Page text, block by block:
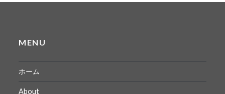
MENU
ホーム
About